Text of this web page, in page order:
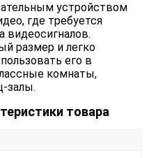
устройством
где требуется
видеосигналов.
размер и легко
его в
комнаты,
залы.
товара